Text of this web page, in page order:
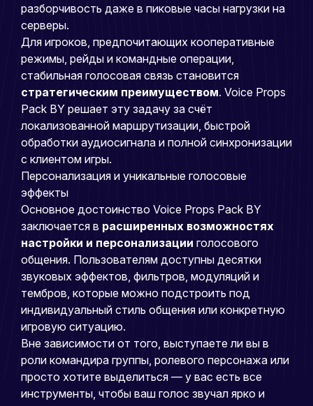
разборчивость даже в пиковые часы нагрузки на
серверы.
Для игроков, предпочитающих кооперативные
режимы, рейды и командные операции,
стабильная голосовая связь становится
стратегическим преимуществом. Voice Props
Pack BY решает эту задачу за счёт
локализованной маршрутизации, быстрой
обработки аудиосигнала и полной синхронизации
с клиентом игры.
Персонализация и уникальные голосовые
эффекты
Основное достоинство Voice Props Pack BY
заключается в расширенных возможностях
настройки и персонализации голосового
общения. Пользователям доступны десятки
звуковых эффектов, фильтров, модуляций и
тембров, которые можно подстроить под
индивидуальный стиль общения или конкретную
игровую ситуацию.
Вне зависимости от того, выступаете ли вы в
роли командира группы, ролевого персонажа или
просто хотите выделиться — у вас есть все
инструменты, чтобы ваш голос звучал ярко и